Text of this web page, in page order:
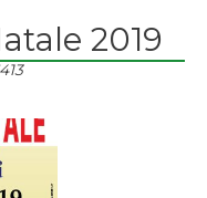
2019